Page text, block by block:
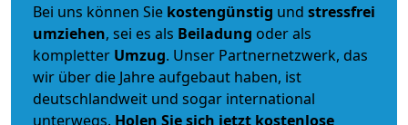
Bei uns können Sie kostengünstig und stressfrei
umziehen, sei es als Beiladung oder als
kompletter Umzug. Unser Partnernetzwerk, das
wir über die Jahre aufgebaut haben, ist
deutschlandweit und sogar international
unterwegs. Holen Sie sich jetzt kostenlose